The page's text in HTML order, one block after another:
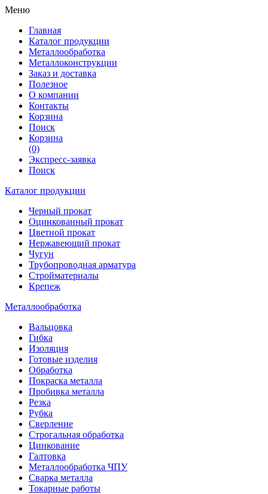
Меню
Главная
Каталог продукции
Металлообработка
Металлоконструкции
Заказ и доставка
Полезное
О компании
Контакты
Корзина
Поиск
Корзина
(0)
Экспресс-заявка
Поиск
Каталог продукции
Черный прокат
Оцинкованный прокат
Цветной прокат
Нержавеющий прокат
Чугун
Трубопроводная арматура
Стройматериалы
Крепеж
Металлообработка
Вальцовка
Гибка
Изоляция
Готовые изделия
Обработка
Покраска металла
Пробивка металла
Резка
Рубка
Сверление
Строгальная обработка
Цинкование
Галтовка
Металлообработка ЧПУ
Сварка металла
Токарные работы